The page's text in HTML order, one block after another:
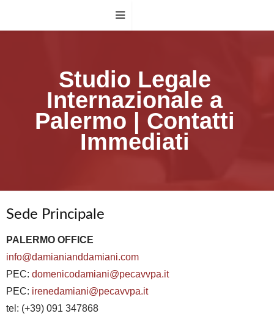
Studio Legale
Internazionale a
Palermo | Contatti
Immediati
Sede Principale
PALERMO OFFICE
info@damianianddamiani.com
PEC: domenicodamiani@pecavvpa.it
PEC: irenedamiani@pecavvpa.it
tel: (+39) 091 347868